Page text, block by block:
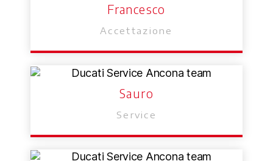
Francesco
Accettazione
Sauro
Service